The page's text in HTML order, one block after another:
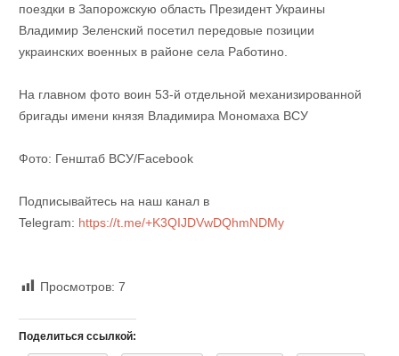
поездки в Запорожскую область Президент Украины
Владимир Зеленский посетил передовые позиции
украинских военных в районе села Работино.
На главном фото воин 53-й отдельной механизированной
бригады имени князя Владимира Мономаха ВСУ
Фото: Генштаб ВСУ/Facebook
Подписывайтесь на наш канал в
Telegram: https://t.me/+K3QIJDVwDQhmNDMy
Просмотров: 7
Поделиться ссылкой: